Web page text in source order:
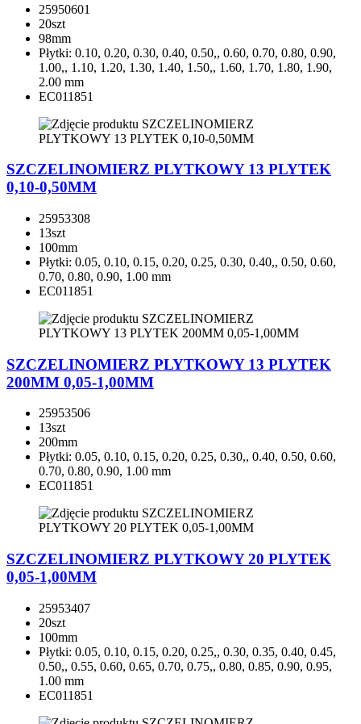
25950601
20szt
98mm
Płytki: 0.10, 0.20, 0.30, 0.40, 0.50,, 0.60, 0.70, 0.80, 0.90,
1.00,, 1.10, 1.20, 1.30, 1.40, 1.50,, 1.60, 1.70, 1.80, 1.90,
2.00 mm
EC011851
SZCZELINOMIERZ PLYTKOWY 13 PLYTEK
0,10-0,50MM
25953308
13szt
100mm
Płytki: 0.05, 0.10, 0.15, 0.20, 0.25, 0.30, 0.40,, 0.50, 0.60,
0.70, 0.80, 0.90, 1.00 mm
EC011851
SZCZELINOMIERZ PLYTKOWY 13 PLYTEK
200MM 0,05-1,00MM
25953506
13szt
200mm
Płytki: 0.05, 0.10, 0.15, 0.20, 0.25, 0.30,, 0.40, 0.50, 0.60,
0.70, 0.80, 0.90, 1.00 mm
EC011851
SZCZELINOMIERZ PLYTKOWY 20 PLYTEK
0,05-1,00MM
25953407
20szt
100mm
Płytki: 0.05, 0.10, 0.15, 0.20, 0.25,, 0.30, 0.35, 0.40, 0.45,
0.50,, 0.55, 0.60, 0.65, 0.70, 0.75,, 0.80, 0.85, 0.90, 0.95,
1.00 mm
EC011851